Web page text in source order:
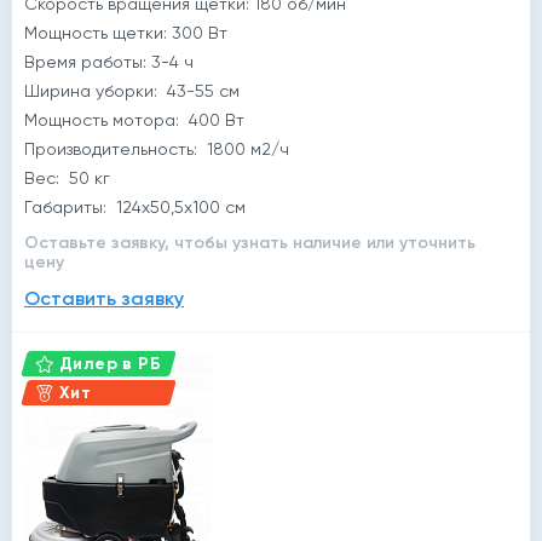
Мощность щетки: 300 Вт
Время работы: 3-4 ч
Ширина уборки: 43-55 см
Мощность мотора: 400 Вт
Производительность: 1800 м2/ч
Вес: 50 кг
Габариты: 124x50,5x100 см
Оставьте заявку, чтобы узнать наличие или уточнить
цену
Оставить заявку
Дилер в РБ
Хит